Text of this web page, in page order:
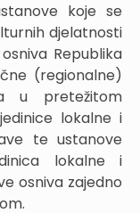
koje se
djelatnosti
Republika
(regionalne)
u pretežitom
lokalne i
te ustanove
lokalne i
osniva zajedno